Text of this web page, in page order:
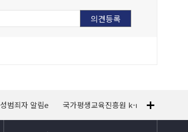
성범죄자 알림e 국가평생교육진흥원 k-mooc